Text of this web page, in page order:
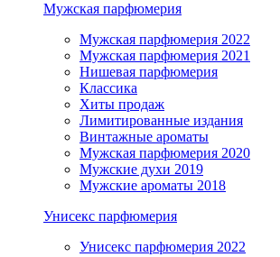
Мужская парфюмерия
Мужская парфюмерия 2022
Мужская парфюмерия 2021
Нишевая парфюмерия
Классика
Хиты продаж
Лимитированные издания
Винтажные ароматы
Мужская парфюмерия 2020
Мужские духи 2019
Мужские ароматы 2018
Унисекс парфюмерия
Унисекс парфюмерия 2022